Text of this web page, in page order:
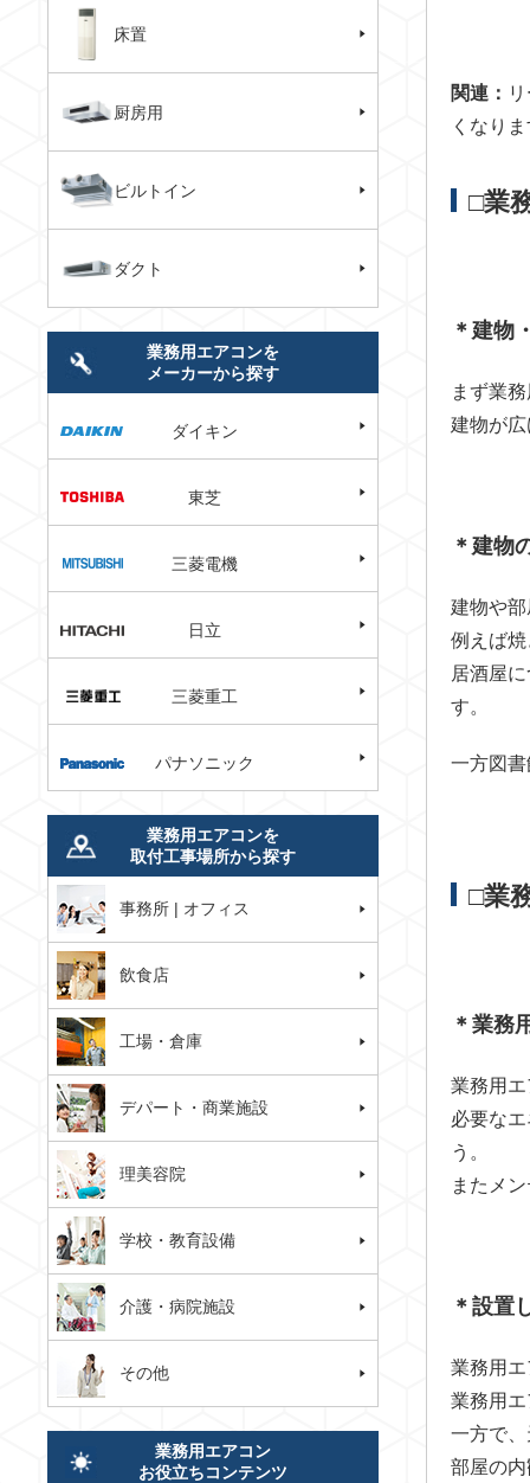
関連：
くなり
□業
＊建物
まず業
建物が
＊建物
建物や
例えば
居酒屋
す。
一方図
□業
＊業務
業務用
必要な
う。
またメ
＊設置
業務用
業務用
一方で
部屋の
床置
厨房用
ビルトイン
ダクト
業務用エアコンを
メーカーから探す
ダイキン
東芝
三菱電機
日立
三菱重工
パナソニック
業務用エアコンを
取付工事場所から探す
事務所 | オフィス
飲食店
工場・倉庫
デパート・商業施設
理美容院
学校・教育設備
介護・病院施設
その他
業務用エアコン
お役立ちコンテンツ